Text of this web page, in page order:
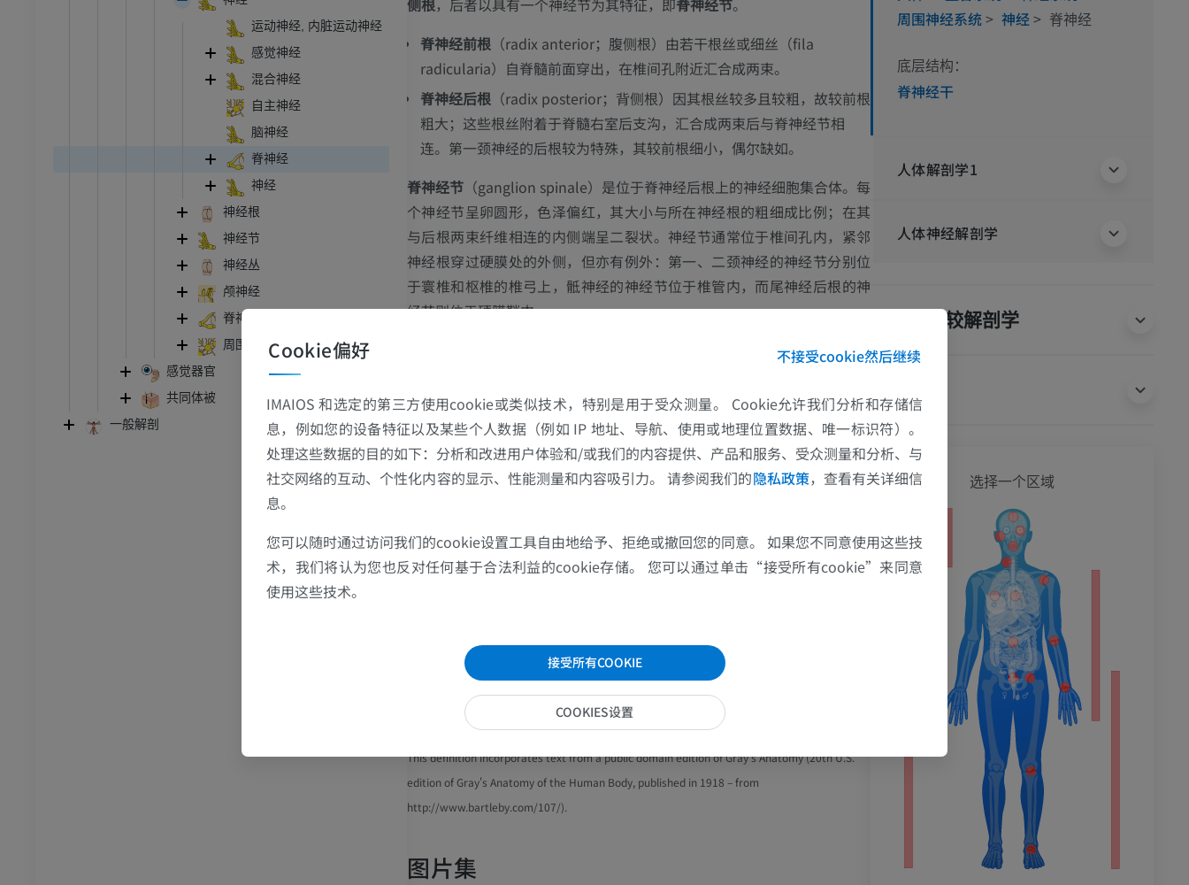
运动神经, 内脏运动神经
感觉神经
混合神经
自主神经
脑神经
脊神经
神经
神经根
神经节
神经丛
颅神经
脊神经
周围神经系统自主部
感觉器官
共同体被
一般解剖
脊神经前根 （radix anterior；腹侧根）由若干根丝或细丝（fila
radicularia）自脊髓前面穿出，在椎间孔附近汇合成两束。
脊神经后根 （radix posterior；背侧根）因其根丝较多且较粗，故较前根
粗大；这些根丝附着于脊髓右室后支沟，汇合成两束后与脊神经节相
连。第一颈神经的后根较为特殊，其较前根细小，偶尔缺如。
脊神经节 （ganglion spinale）是位于脊神经后根上的神经细胞集合体。每
个神经节呈卵圆形，色泽偏红，其大小与所在神经根的粗细成比例；在其
与后根两束纤维相连的内侧端呈二裂状。神经节通常位于椎间孔内，紧邻
神经根穿过硬膜处的外侧，但亦有例外：第一、二颈神经的神经节分别位
于寰椎和枢椎的椎弓上，骶神经的神经节位于椎管内，而尾神经后根的神
经节则位于硬膜鞘内。
。——在脊神经节的稍远侧，脊神经前根与后根汇合形
（灰交通支），而胸神经以及第一、二腰神经各发出一支（白交通支）至
邻近的交感神经节。第二、三、四骶神经亦发出白交通支；但这些白交通
支并不与交感干的神经节相连，而是直接进入盆腔交感丛。
结构。——每条典型的脊神经包含属于两个系统的神经纤维，即躯体系统
分支。——脊神经穿出椎间孔后，发出一条细小的脑膜支，该支经椎间孔
返回椎管，分布于椎骨及其韧带，以及脊髓的血管和被膜。脊神经随后分
这些翻译有问题吗？ 报告
參考資料
This definition incorporates text from a public domain edition of Gray's Anatomy (20th U.S.
edition of Gray's Anatomy of the Human Body, published in 1918 – from
http://www.bartleby.com/107/).
图片集
周围神经系统> 神经> 脊神经
底层结构：
脊神经干
人体解剖学1
人体神经解剖学
动物的比较解剖学
上肢
MRI
优质会员
MRI
优质会员
腕MRI
肘部MRI
优质会员
下肢
插画
优质会员
放射影像学
免費
下肢MRI
优质会员
选择一个区域
Cookie偏好 不接受cookie然后继续
IMAIOS 和选定的第三方使用cookie或类似技术，特别是用于受众测量。 Cookie允许我们分析和存储信
息，例如您的设备特征以及某些个人数据（例如 IP 地址、导航、使用或地理位置数据、唯一标识符）。
处理这些数据的目的如下：分析和改进用户体验和/或我们的内容提供、产品和服务、受众测量和分析、与
社交网络的互动、个性化内容的显示、性能测量和内容吸引力。 请参阅我们的隐私政策，查看有关详细信
息。
您可以随时通过访问我们的cookie设置工具自由地给予、拒绝或撤回您的同意。 如果您不同意使用这些技
术，我们将认为您也反对任何基于合法利益的cookie存储。 您可以通过单击“接受所有cookie”来同意
使用这些技术。
接受所有COOKIE
COOKIES设置